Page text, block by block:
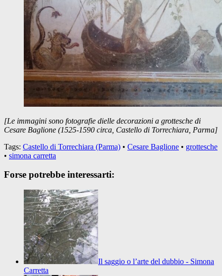
[Le immagini sono fotografie dielle decorazioni a grottesche di
Cesare Baglione (1525-1590 circa, Castello di Torrechiara, Parma]
Tags: Castello di Torrechiara (Parma) • Cesare Baglione • grottesche
• simona carretta
Forse potrebbe interessarti:
Il saggio o l’arte del dubbio - Simona
Carretta